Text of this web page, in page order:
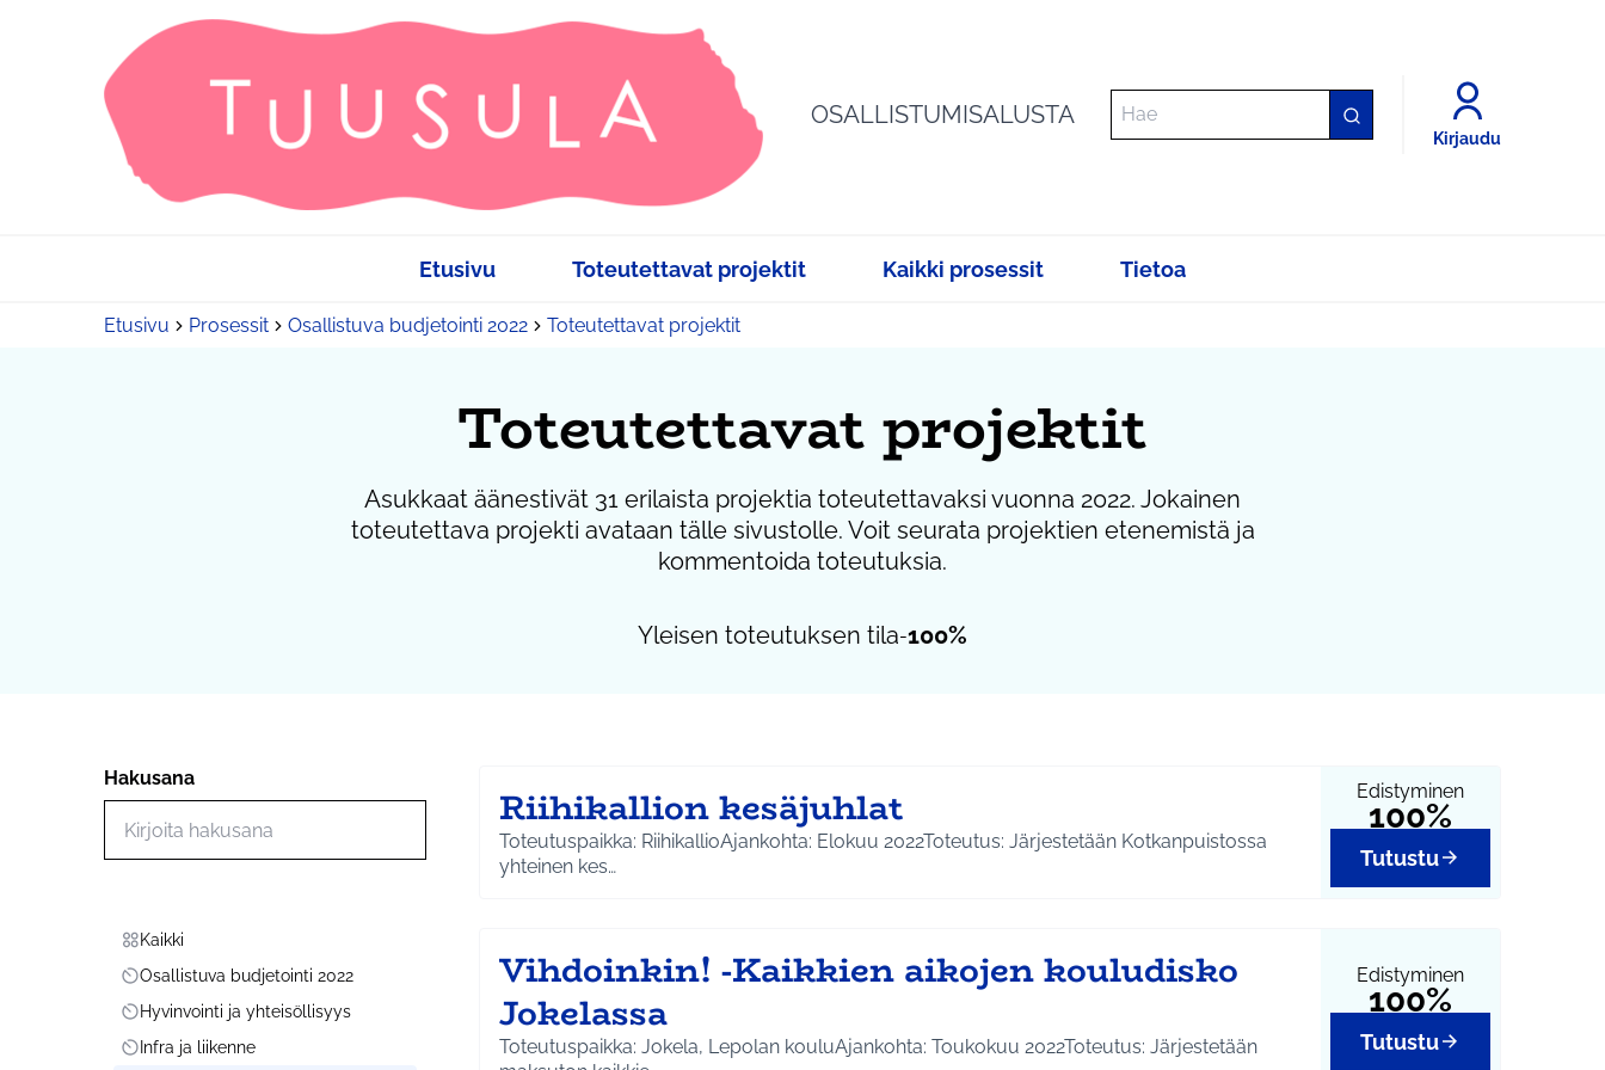
OSALLISTUMISALUSTA
Kirjaudu
Etusivu Toteutettavat projektit Kaikki prosessit Tietoa
Etusivu Prosessit Osallistuva budjetointi 2022 Toteutettavat projektit
Toteutettavat projektit
Asukkaat äänestivät 31 erilaista projektia toteutettavaksi vuonna 2022. Jokainen
toteutettava projekti avataan tälle sivustolle. Voit seurata projektien etenemistä ja
kommentoida toteutuksia.
Yleisen toteutuksen tila-100%
Hakusana
Scope
Kaikki
ScopeOsallistuva budjetointi 2022
ScopeHyvinvointi ja yhteisöllisyys
Scope
Infra ja liikenne
Riihikallion kesäjuhlat
Toteutuspaikka: RiihikallioAjankohta: Elokuu 2022Toteutus: Järjestetään Kotkanpuistossa
yhteinen kes…
Edistyminen
100%
Tutustu
Vihdoinkin! -Kaikkien aikojen kouludisko
Jokelassa
Toteutuspaikka: Jokela, Lepolan kouluAjankohta: Toukokuu 2022Toteutus: Järjestetään
Edistyminen
100%
Tutustu